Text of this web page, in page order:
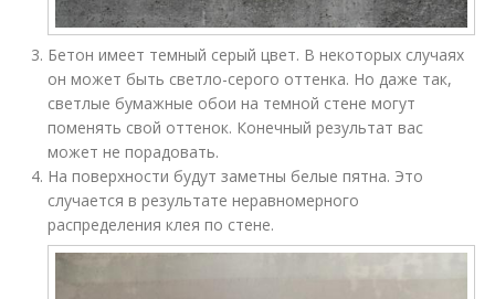
Бетон имеет темный серый цвет. В некоторых случаях
он может быть светло-серого оттенка. Но даже так,
светлые бумажные обои на темной стене могут
поменять свой оттенок. Конечный результат вас
может не порадовать.
На поверхности будут заметны белые пятна. Это
случается в результате неравномерного
распределения клея по стене.